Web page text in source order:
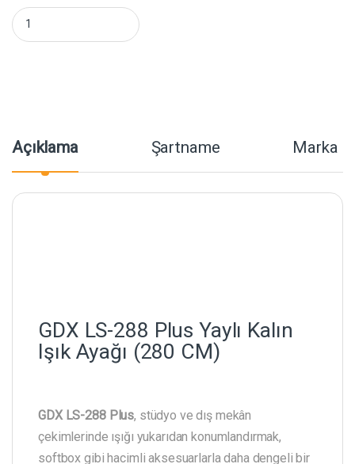
GDX LS-288 Plus Yaylı Kalın Işık Ayağı (280 CM) miktar
Açıklama Şartname Marka
GDX LS-288 Plus Yaylı Kalın
Işık Ayağı (280 CM)
GDX LS-288 Plus, stüdyo ve dış mekân
çekimlerinde ışığı yukarıdan konumlandırmak,
softbox gibi hacimli aksesuarlarla daha dengeli bir